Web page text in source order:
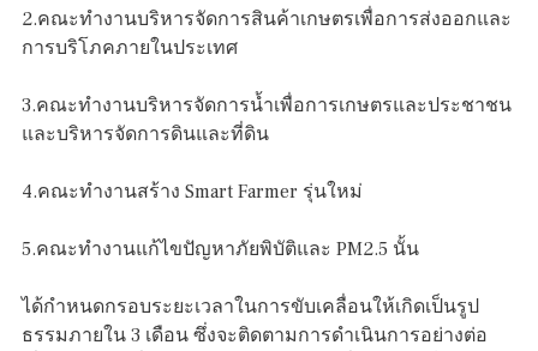
2.คณะทำงานบริหารจัดการสินค้าเกษตรเพื่อการส่งออกและ
การบริโภคภายในประเทศ
3.คณะทำงานบริหารจัดการน้ำเพื่อการเกษตรและประชาชน
และบริหารจัดการดินและที่ดิน
4.คณะทำงานสร้าง Smart Farmer รุ่นใหม่
5.คณะทำงานแก้ไขปัญหาภัยพิบัติและ PM2.5 นั้น
ได้กำหนดกรอบระยะเวลาในการขับเคลื่อนให้เกิดเป็นรูป
ธรรมภายใน 3 เดือน ซึ่งจะติดตามการดำเนินการอย่างต่อ